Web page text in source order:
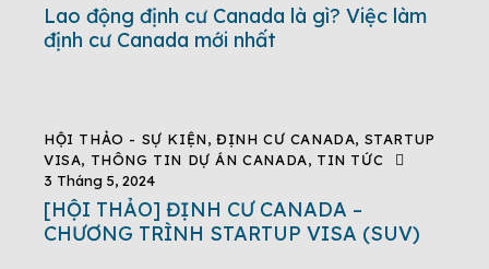
Lao động định cư Canada là gì? Việc làm
định cư Canada mới nhất
HỘI THẢO - SỰ KIỆN,ĐỊNH CƯ CANADA, STARTUP
VISA, THÔNG TIN DỰ ÁN CANADA, TIN TỨC
3 Tháng 5, 2024
[HỘI THẢO] ĐỊNH CƯ CANADA –
CHƯƠNG TRÌNH STARTUP VISA (SUV)